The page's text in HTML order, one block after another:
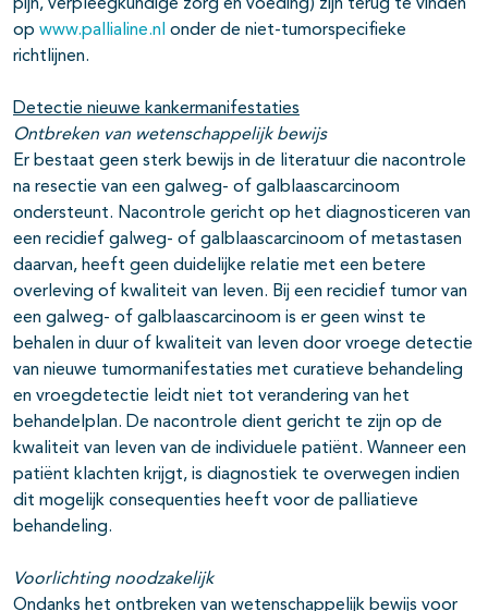
pijn, verpleegkundige zorg en voeding) zijn terug te vinden
op www.pallialine.nl onder de niet-tumorspecifieke
richtlijnen.
Detectie nieuwe kankermanifestaties
Ontbreken van wetenschappelijk bewijs
Er bestaat geen sterk bewijs in de literatuur die nacontrole
na resectie van een galweg- of galblaascarcinoom
ondersteunt. Nacontrole gericht op het diagnosticeren van
een recidief galweg- of galblaascarcinoom of metastasen
daarvan, heeft geen duidelijke relatie met een betere
overleving of kwaliteit van leven. Bij een recidief tumor van
een galweg- of galblaascarcinoom is er geen winst te
behalen in duur of kwaliteit van leven door vroege detectie
van nieuwe tumormanifestaties met curatieve behandeling
en vroegdetectie leidt niet tot verandering van het
behandelplan. De nacontrole dient gericht te zijn op de
kwaliteit van leven van de individuele patiënt. Wanneer een
patiënt klachten krijgt, is diagnostiek te overwegen indien
dit mogelijk consequenties heeft voor de palliatieve
behandeling.
Voorlichting noodzakelijk
Ondanks het ontbreken van wetenschappelijk bewijs voor